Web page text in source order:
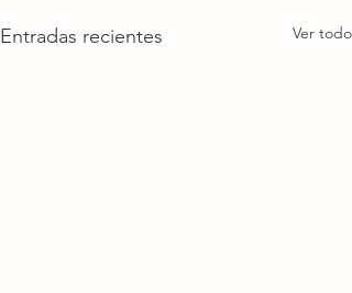
Entradas recientes Ver todo